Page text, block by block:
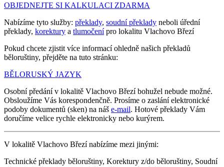
OBJEDNEJTE SI KALKULACI ZDARMA
Nabízíme tyto služby: překlady, soudní překlady neboli úřední
překlady, korektury a tlumočenípro lokalitu Vlachovo Březí
Pokud chcete zjistit více informací ohledně našich překladů
běloruštiny, přejděte na tuto stránku:
BĚLORUSKÝ JAZYK
Osobní předání v lokalitě Vlachovo Březí bohužel nebude možné.
Obsloužíme Vás korespondenčně. Prosíme o zaslání elektronické
podoby dokumentů (sken) na náš e-mail. Hotové překlady Vám
doručíme velice rychle elektronicky nebo kurýrem.
V lokalitě Vlachovo Březí nabízíme mezi jinými:
Technické překlady běloruštiny, Korektury z/do běloruštiny, Soudní